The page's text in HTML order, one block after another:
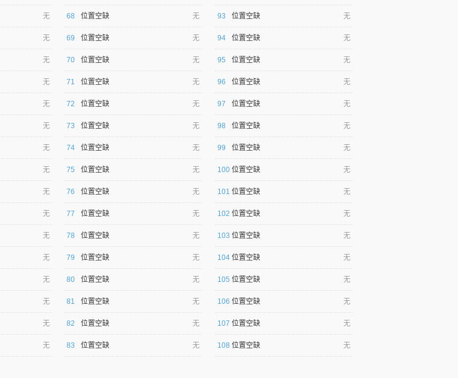
无
无
无
无
无
无
无
无
无
无
无
无
无
无
无
无
68 位置空缺 无
69 位置空缺 无
70 位置空缺 无
71 位置空缺 无
72 位置空缺 无
73 位置空缺 无
74 位置空缺 无
75 位置空缺 无
76 位置空缺 无
77 位置空缺 无
78 位置空缺 无
79 位置空缺 无
80 位置空缺 无
81 位置空缺 无
82 位置空缺 无
83 位置空缺 无
93 位置空缺 无
94 位置空缺 无
95 位置空缺 无
96 位置空缺 无
97 位置空缺 无
98 位置空缺 无
99 位置空缺 无
100 位置空缺 无
101 位置空缺 无
102 位置空缺 无
103 位置空缺 无
104 位置空缺 无
105 位置空缺 无
106 位置空缺 无
107 位置空缺 无
108 位置空缺 无